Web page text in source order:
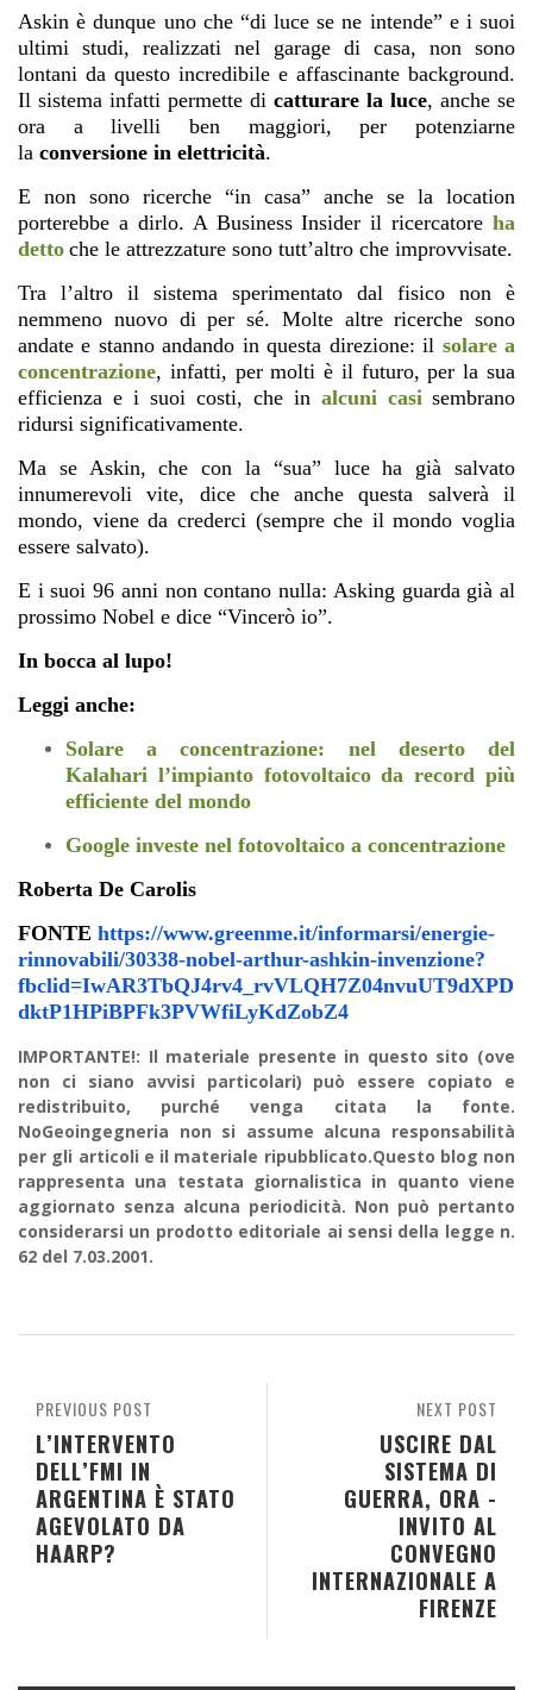
Askin è dunque uno che “di luce se ne intende” e i suoi
ultimi studi, realizzati nel garage di casa, non sono
lontani da questo incredibile e affascinante background.
Il sistema infatti permette di catturare la luce, anche se
ora a livelli ben maggiori, per potenziarne
la conversione in elettricità.
E non sono ricerche “in casa” anche se la location
porterebbe a dirlo. A Business Insider il ricercatore ha
detto che le attrezzature sono tutt’altro che improvvisate.
Tra l’altro il sistema sperimentato dal fisico non è
nemmeno nuovo di per sé. Molte altre ricerche sono
andate e stanno andando in questa direzione: il solare a
concentrazione, infatti, per molti è il futuro, per la sua
efficienza e i suoi costi, che in alcuni casi sembrano
ridursi significativamente.
Ma se Askin, che con la “sua” luce ha già salvato
innumerevoli vite, dice che anche questa salverà il
mondo, viene da crederci (sempre che il mondo voglia
essere salvato).
E i suoi 96 anni non contano nulla: Asking guarda già al
prossimo Nobel e dice “Vincerò io”.
In bocca al lupo!
Leggi anche:
Solare a concentrazione: nel deserto del
Kalahari l’impianto fotovoltaico da record più
efficiente del mondo
Google investe nel fotovoltaico a concentrazione
Roberta De Carolis
FONTE https://www.greenme.it/informarsi/energie-
rinnovabili/30338-nobel-arthur-ashkin-invenzione?
fbclid=IwAR3TbQJ4rv4_rvVLQH7Z04nvuUT9dXPD
dktP1HPiBPFk3PVWfiLyKdZobZ4
IMPORTANTE!: Il materiale presente in questo sito (ove
non ci siano avvisi particolari) può essere copiato e
redistribuito, purché venga citata la fonte.
NoGeoingegneria non si assume alcuna responsabilità
per gli articoli e il materiale ripubblicato.Questo blog non
rappresenta una testata giornalistica in quanto viene
aggiornato senza alcuna periodicità. Non può pertanto
considerarsi un prodotto editoriale ai sensi della legge n.
62 del 7.03.2001.
NEXT POST
USCIRE DAL
SISTEMA DI
GUERRA, ORA -
INVITO AL
CONVEGNO
INTERNAZIONALE A
FIRENZE
PREVIOUS POST
L’INTERVENTO
DELL’FMI IN
ARGENTINA È STATO
AGEVOLATO DA
HAARP?